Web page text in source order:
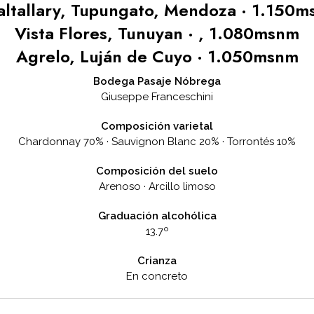
Tupungato, Mendoza ·
Vista Flores, Tunuyan · , 1.080msnm
Agrelo, Luján de Cuyo · 1.050msnm
Bodega Pasaje Nóbrega
Giuseppe Franceschini
Composición varietal
Chardonnay 70% · Sauvignon Blanc 20% · Torrontés 10%
Composición del suelo
Arenoso · Arcillo limoso
Graduación alcohólica
13.7º
Crianza
En concreto